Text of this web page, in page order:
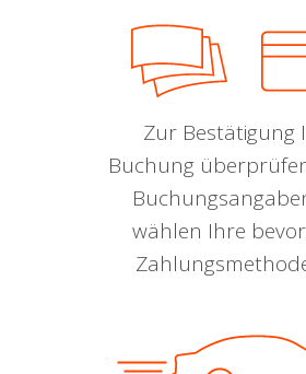
Zur Bestätigung
Buchung
wählen Ihre